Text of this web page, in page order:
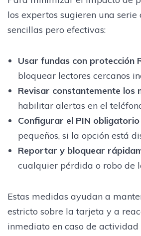
los expertos sugieren una serie
sencillas pero efectivas:
Usar fundas con protección
bloquear lectores cercanos
Revisar constantemente los
habilitar alertas en el
Configurar el PIN obligatorio
pequeños, si la opción está
Reportar y bloquear
cualquier pérdida o robo de
Estas medidas ayudan a
estricto sobre la tarjeta y a
inmediato en caso de actividad